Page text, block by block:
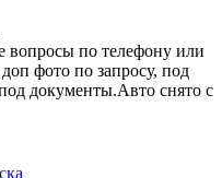
вопросы по телефону или
фото по запросу, под
документы.Авто снято с